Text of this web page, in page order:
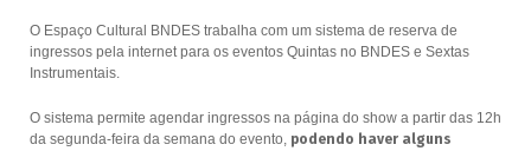
O Espaço Cultural BNDES trabalha com um sistema de reserva de
ingressos pela internet para os eventos Quintas no BNDES e Sextas
Instrumentais.
O sistema permite agendar ingressos na página do show a partir das 12h
da segunda-feira da semana do evento, podendo haver alguns